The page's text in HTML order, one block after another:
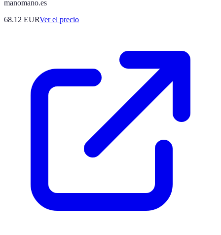
manomano.es
68.12 EURVer el precio